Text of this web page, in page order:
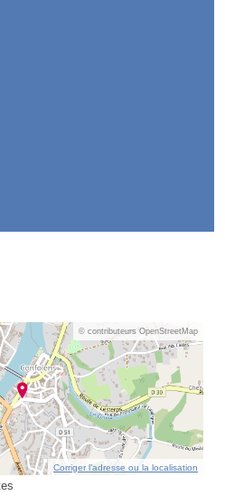
© contributeurs OpenStreetMap
Corriger l’adresse ou la localisation